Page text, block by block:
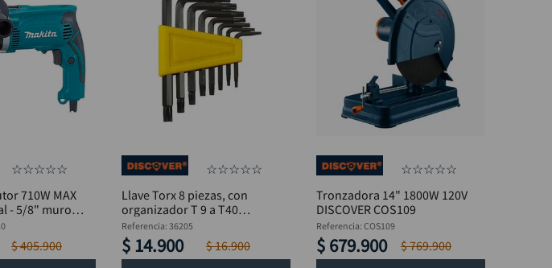
☆☆☆☆☆
710W MAX
- 5/8" muro
$405.900
☆☆☆☆☆
Llave Torx 8 piezas, con
organizador T 9 a T40
DISCOVER
Referencia: 36205
$ 14.900 $16.900
☆☆☆☆☆
Tronzadora 14" 1800W 120V
DISCOVER COS109
Referencia: COS109
$ 679.900 $769.900